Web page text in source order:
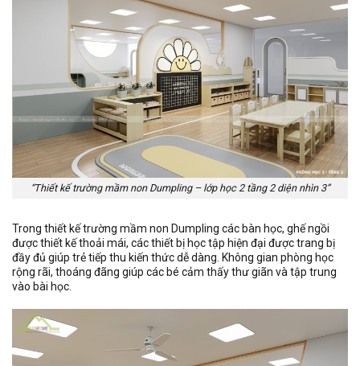
“Thiết kế trường mầm non Dumpling – lớp học 2 tầng 2 diện nhìn 3”
Trong thiết kế trường mầm non Dumpling các bàn học, ghế ngồi
được thiết kế thoải mái, các thiết bị học tập hiện đại được trang bị
đầy đủ giúp trẻ tiếp thu kiến thức dễ dàng. Không gian phòng học
rộng rãi, thoáng đãng giúp các bé cảm thấy thư giãn và tập trung
vào bài học.